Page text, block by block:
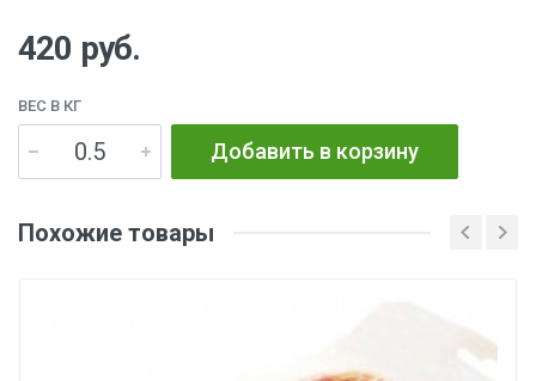
420 руб.
ВЕС В КГ
Добавить в корзину
Похожие товары